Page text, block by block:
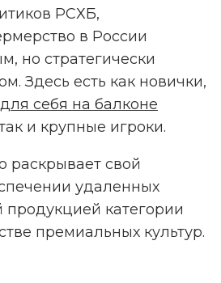
РСХБ,
в России
но стратегически
Здесь есть как новички,
себя на балконе
и крупные игроки.
раскрывает свой
удаленных
продукцией категории
премиальных культур.
А. А. ОГРНИП 312590434800020 ERID